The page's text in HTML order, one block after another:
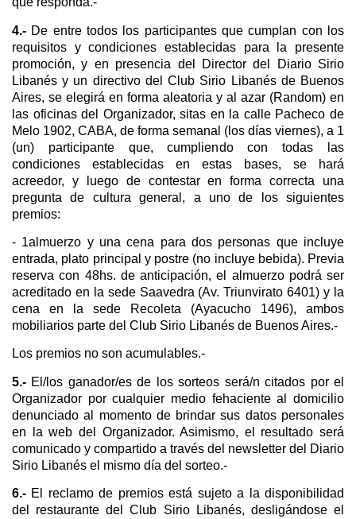
4.- De entre todos los participantes que cumplan con los
requisitos y condiciones establecidas para la presente
promoción, y en presencia del Director del Diario Sirio
Libanés y un directivo del Club Sirio Libanés de Buenos
Aires, se elegirá en forma aleatoria y al azar (Random) en
las oficinas del Organizador, sitas en la calle Pacheco de
Melo 1902, CABA, de forma semanal (los días viernes), a 1
(un) participante que, cumpliendo con todas las
condiciones establecidas en estas bases, se hará
acreedor, y luego de contestar en forma correcta una
pregunta de cultura general, a uno de los siguientes
premios:
- 1almuerzo y una cena para dos personas que incluye
entrada, plato principal y postre (no incluye bebida). Previa
reserva con 48hs. de anticipación, el almuerzo podrá ser
acreditado en la sede Saavedra (Av. Triunvirato 6401) y la
cena en la sede Recoleta (Ayacucho 1496), ambos
mobiliarios parte del Club Sirio Libanés de Buenos Aires.-
Los premios no son acumulables.-
5.- El/los ganador/es de los sorteos será/n citados por el
Organizador por cualquier medio fehaciente al domicilio
denunciado al momento de brindar sus datos personales
en la web del Organizador. Asimismo, el resultado será
comunicado y compartido a través del newsletter del Diario
Sirio Libanés el mismo día del sorteo.-
6.- El reclamo de premios está sujeto a la disponibilidad
del restaurante del Club Sirio Libanés, desligándose el